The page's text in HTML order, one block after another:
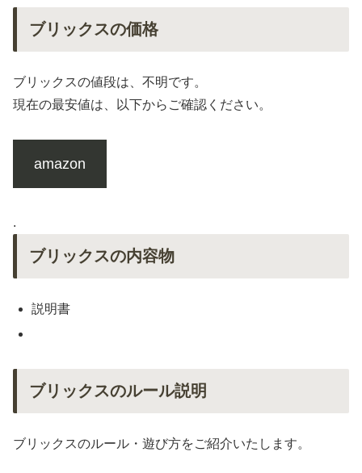
ブリックスの価格
ブリックスの値段は、不明です。
現在の最安値は、以下からご確認ください。
amazon
.
ブリックスの内容物
説明書
ブリックスのルール説明
ブリックスのルール・遊び方をご紹介いたします。